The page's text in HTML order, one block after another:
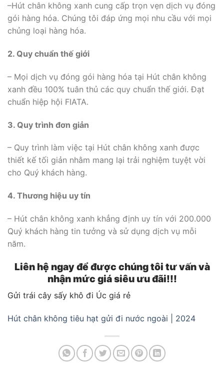
–Hút chân không xanh cung cấp trọn vẹn dịch vụ đóng
gói hàng hóa. Chúng tôi đáp ứng mọi nhu cầu với mọi
chủng loại hàng hóa.
2. Quy chuẩn thế giới
– Mọi dịch vụ đóng gói hàng hóa tại Hút chân không
xanh đều 100% tuân thủ các quy chuẩn thế giới. Đạt
chuẩn hiệp hội FIATA.
3. Quy trình đơn giản
– Quy trình làm việc tại Hút chân không xanh được
thiết kế tối giản nhằm mang lại trải nghiệm tuyệt vời
cho Quý khách hàng.
4. Thương hiệu uy tín
– Hút chân không xanh khẳng định uy tín với 200.000
Quý khách hàng tin tưởng và sử dụng dịch vụ mỗi
năm.
Liên hệ ngay để được chúng tôi tư vấn và
nhận mức giá siêu ưu đãi!!!
Gửi trái cây sấy khô đi Úc giá rẻ
Hút chân không tiêu hạt gửi đi nước ngoài | 2024